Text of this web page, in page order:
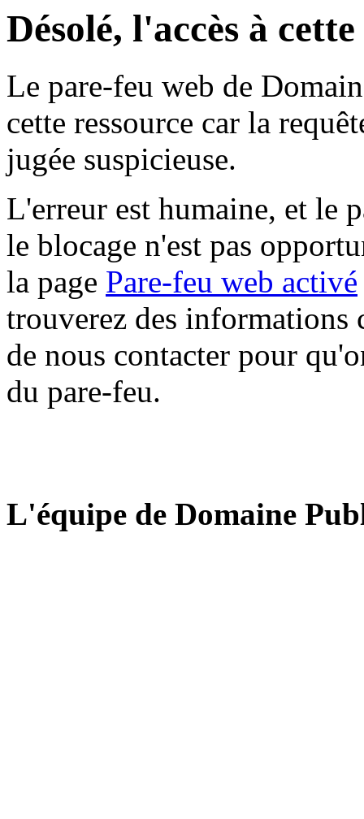
Désolé, l'accès à
Le pare-feu web de
cette ressource car la
jugée suspicieuse.
L'erreur est humaine, et le
le blocage n'est pas
la page Pare-feu web activé
trouverez des informations
de nous contacter pour
du pare-feu.
L'équipe de Domaine